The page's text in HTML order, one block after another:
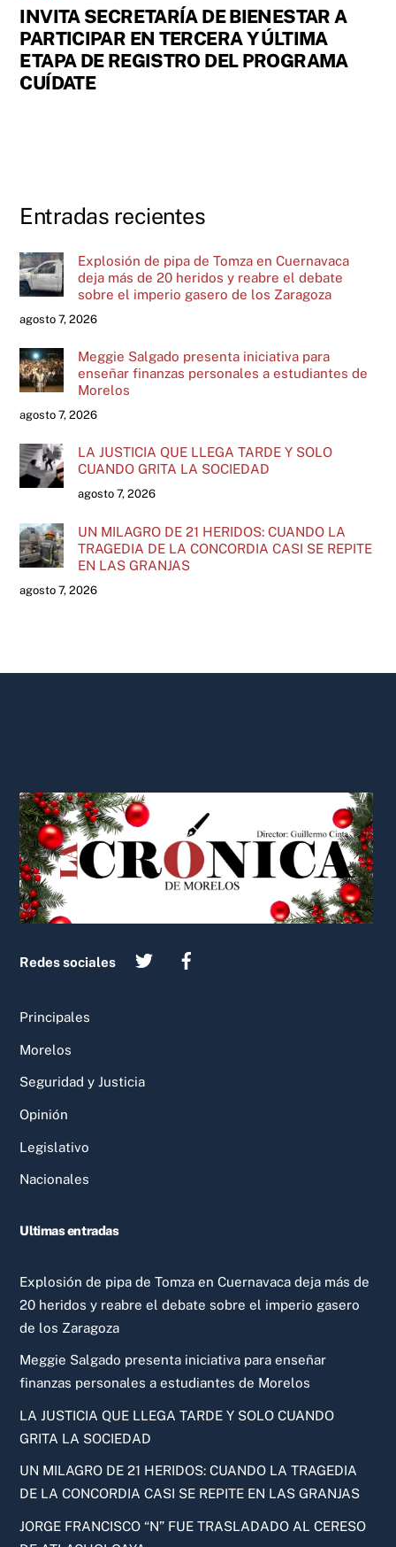
INVITA SECRETARÍA DE BIENESTAR A
PARTICIPAR EN TERCERA Y ÚLTIMA
ETAPA DE REGISTRO DEL PROGRAMA
CUÍDATE
Entradas recientes
Explosión de pipa de Tomza en Cuernavaca
deja más de 20 heridos y reabre el debate
sobre el imperio gasero de los Zaragoza
agosto 7, 2026
Meggie Salgado presenta iniciativa para
enseñar finanzas personales a estudiantes de
Morelos
agosto 7, 2026
LA JUSTICIA QUE LLEGA TARDE Y SOLO
CUANDO GRITA LA SOCIEDAD
agosto 7, 2026
UN MILAGRO DE 21 HERIDOS: CUANDO LA
TRAGEDIA DE LA CONCORDIA CASI SE REPITE
EN LAS GRANJAS
agosto 7, 2026
To
Top
Redes sociales
Principales
Morelos
Seguridad y Justicia
Opinión
Legislativo
Nacionales
Ultimas entradas
Explosión de pipa de Tomza en Cuernavaca deja más de
20 heridos y reabre el debate sobre el imperio gasero
de los Zaragoza
Meggie Salgado presenta iniciativa para enseñar
finanzas personales a estudiantes de Morelos
LA JUSTICIA QUE LLEGA TARDE Y SOLO CUANDO
GRITA LA SOCIEDAD
UN MILAGRO DE 21 HERIDOS: CUANDO LA TRAGEDIA
DE LA CONCORDIA CASI SE REPITE EN LAS GRANJAS
JORGE FRANCISCO “N” FUE TRASLADADO AL CERESO